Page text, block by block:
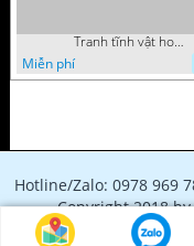
Tranh tĩnh vật hoa quả sơn dầu trang trí tường
Miễn phí
Hotline/Zalo: 0978 969
Copyright 2018